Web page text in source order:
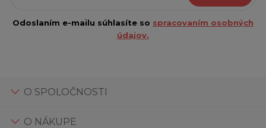
Odoslaním e-mailu súhlasíte so spracovaním osobných
údajov.
O SPOLOČNOSTI
O NÁKUPE